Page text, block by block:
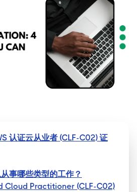
认证云从业者 (CLF-C02) 证
事哪些类型的工作？
Cloud Practitioner (CLF-C02)